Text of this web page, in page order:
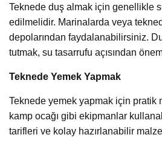
Teknede duş almak için genellikle
edilmelidir. Marinalarda veya
depolarından faydalanabilirsiniz.
tutmak, su tasarrufu açısından
Teknede Yemek Yapmak
Teknede yemek yapmak için pratik
kamp ocağı gibi ekipmanlar
tarifleri ve kolay hazırlanabilir